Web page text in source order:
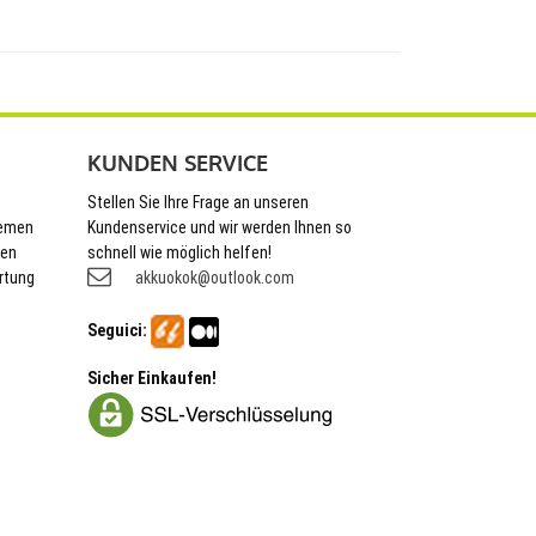
KUNDEN SERVICE
Stellen Sie Ihre Frage an unseren
Kundenservice und wir werden Ihnen so
schnell wie möglich helfen!
akkuokok@outlook.com
Seguici:
Sicher Einkaufen!